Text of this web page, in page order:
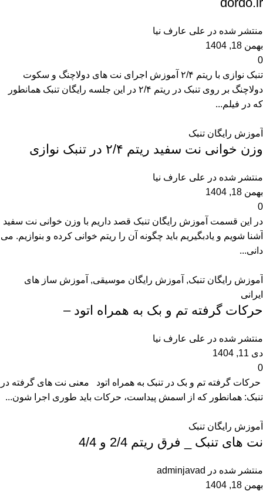
منتشر شده در
علی عارف نیا
بهمن 18, 1404
0
تنبک نوازی با ریتم ۲/۴ آموزش اجرای نت های دولاچنگ و سکوت
دولاچنگ بر روی تنبک در ریتم ۲/۴ در این جلسه رایگان تنبک همانطور
که در فیلم...
آموزش رایگان تنبک
وزن خوانی نت سفید ریتم ۲/۴ در تنبک نوازی
منتشر شده در
علی عارف نیا
بهمن 18, 1404
0
در این قسمت آموزش رایگان تنبک قصد داریم با وزن خوانی نت سفید
آشنا شویم و یادبگیریم باید چگونه آن را ریتم خوانی کرده و بنوازیم. می
دانی...
آموزش رایگان تنبک, آموزش رایگان موسیقی, آموزش ساز های
ایرانی
حرکات گرفته تم و بک به همراه اتود –
منتشر شده در
علی عارف نیا
دی 11, 1404
0
حرکات گرفته تم و بک در تنبک به همراه اتود معنی نت های گرفته در
تنبک: همانطور که از اسمش پیداست، حرکات باید طوری اجرا شون...
آموزش رایگان تنبک
نت های تنبک _ فرق ریتم 2/4 و 4/4
منتشر شده در
adminjavad
بهمن 18, 1404